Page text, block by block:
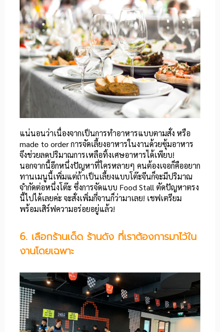
แน่นอนว่าเนื่องจากเป็นการทำอาหารแบบตามสั่ง หรือ
made to order การจัดเลี้ยงอาหารในงานด้วยซุ้มอาหาร
จึงช่วยลดปริมาณการเหลือทิ้งเศษอาหารได้เพียบ!
นอกจากนี้อีกหนึ่งปัญหาที่ใครหลายๆ คนต้องเจอก็คืออยาก
ทานเมนูนี้เพิ่มแต่ถ้าเป็นเลี้ยงแบบโต๊ะจีนก็จะมีปริมาณ
จำกัดต่อหนึ่งโต๊ะ ซึ่งการจัดแบบ Food Stall ตัดปัญหาตรง
นี้ไปได้เลยค่ะ จะสั่งเพิ่มกี่จานก็ว่ามาเลย! เชฟเตรียม
พร้อมเสิร์ฟความอร่อยอยู่แล้ว!
6. เลือกร้านเด็ด ร้านดัง ที่เราต้องการมาไว้ใน
งานโดยเฉพาะ